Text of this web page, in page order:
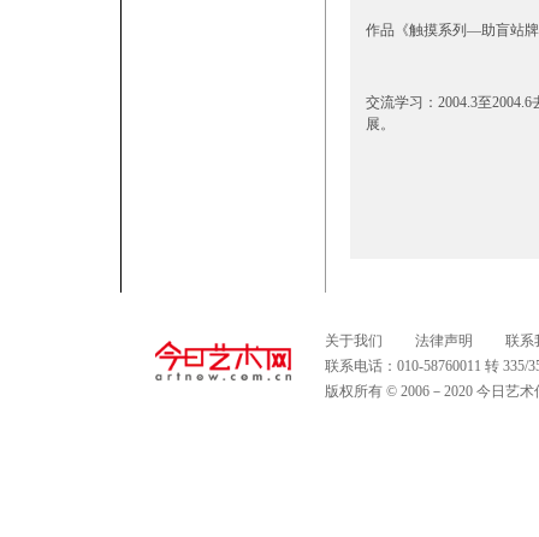
作品《触摸系列—助盲站
交流学习：2004.3至
展。
关于我们 法律声明
联系
联系电话：010-58760011 转
版权所有 © 2006－2020 今日艺